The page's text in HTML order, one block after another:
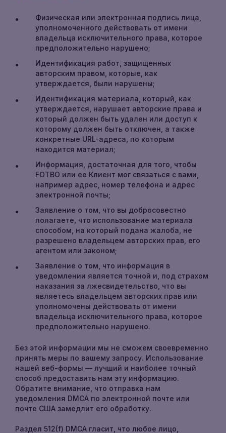
Физическая или электронная подпись лица,
уполномоченного действовать от имени
владельца исключительного права, которое
предположительно нарушено;
Идентификация работ, защищенных
авторским правом, которые, как
утверждается, были нарушены;
Идентификация материала, который, как
утверждается, нарушает авторские права и
который должен быть удален или доступ к
которому должен быть отключен, а также
конкретные URL-адреса, по которым
находится материал;
Информация, достаточная для того, чтобы
FOTBO или ее Клиент мог связаться с вами,
например адрес, номер телефона и адрес
электронной почты;
Заявление о том, что вы добросовестно
полагаете, что использование материала
способом, на который подана жалоба, не
разрешено владельцем авторских прав, его
агентом или законом;
Заявление о том, что информация в
уведомлении является точной и, под страхом
наказания за лжесвидетельство, что вы
являетесь владельцем авторских прав или
уполномочены действовать от имени
владельца исключительного права, которое
предположительно нарушено.
Без этой информации мы не сможем своевременно
принять меры по вашему запросу. Использование
нашей веб-формы — лучший и наиболее точный
способ предоставить нам эту информацию.
Обратите внимание, что отправка нам
уведомления DMCA по электронной почте или
почте США замедлит его обработку.
Раздел 512(f) DMCA гласит, что любое лицо,